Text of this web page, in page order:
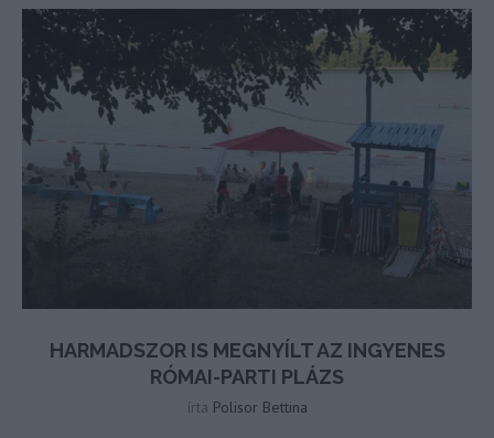
HARMADSZOR IS MEGNYÍLT AZ INGYENES
RÓMAI-PARTI PLÁZS
írta Polisor Bettina